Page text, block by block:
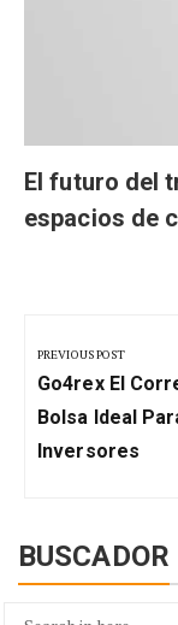
El futuro del
espacios de
de
entradas
PREVIOUS POST
Previous
Post:
Go4rex El
Bolsa Ideal
Inversores
BUSCADOR